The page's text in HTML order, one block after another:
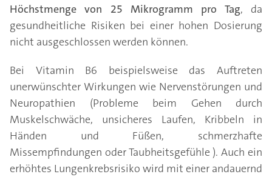
Höchstmenge von 25 Mikrogramm pro Tag, da
gesundheitliche Risiken bei einer hohen Dosierung
nicht ausgeschlossen werden können.
Bei Vitamin B6 beispielsweise das Auftreten
unerwünschter Wirkungen wie Nervenstörungen und
Neuropathien (Probleme beim Gehen durch
Muskelschwäche, unsicheres Laufen, Kribbeln in
Händen und Füßen, schmerzhafte
Missempfindungen oder Taubheitsgefühle ). Auch ein
erhöhtes Lungenkrebsrisiko wird mit einer andauernd